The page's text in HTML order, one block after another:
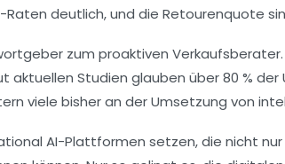
deutlich, und die Retourenquote
zum proaktiven
Studien glauben über 80 %
viele bisher an der Umsetzung von
AI-Plattformen setzen, die nicht